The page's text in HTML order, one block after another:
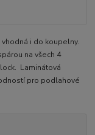
i do koupelny.
na všech 4
Laminátová
pro podlahové